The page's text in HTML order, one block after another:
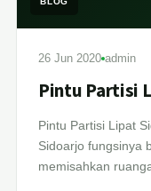
26 Jun 2020 admin
Pintu Partisi
Pintu Partisi Lipat
Sidoarjo fungsinya
memisahkan